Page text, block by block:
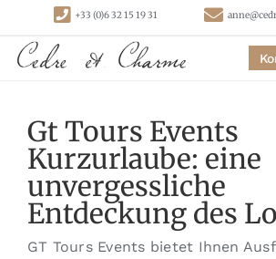
content
+33 (0)6 32 15 19 31
Schlafzimmer
Hütten
Gt Tours Events
Kurzurlaube: eine
unvergessliche
Entdeckung des
GT Tours Events bietet Ihnen